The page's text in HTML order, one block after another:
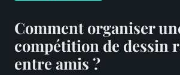
Comment organiser
compétition de dessin
entre amis ?